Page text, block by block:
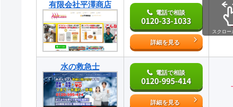
有限会社平澤商店
電話で相談
0120-33-1033
詳細を見る
水の救急士
電話で相談
0120-995-414
詳細を見る
スクロー